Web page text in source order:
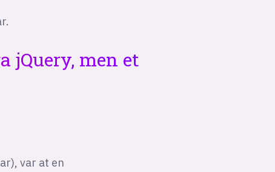
jQuery, men et
var at en